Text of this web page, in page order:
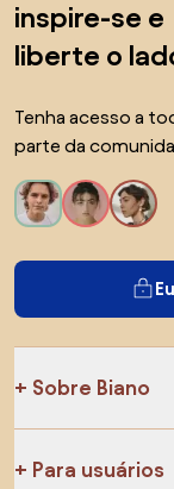
inspire-se e
liberte o
Tenha acesso a
parte da
Sobre Biano
Para usuários